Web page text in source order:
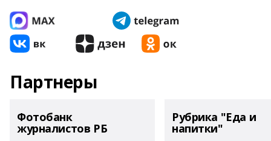
Партнеры
Фотобанк
журналистов РБ
Рубрика "Еда и
напитки"